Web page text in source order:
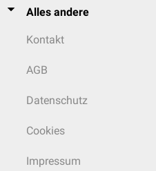
Alles andere
Kontakt
AGB
Datenschutz
Cookies
Impressum